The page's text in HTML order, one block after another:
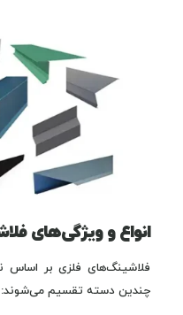
انواع و ویژگی‌های
فلاشینگ‌های فلزی بر اساس
چندین دسته تقسیم می‌شوند: